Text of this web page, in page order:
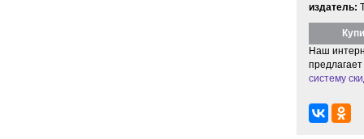
издатель:
Наш
систему